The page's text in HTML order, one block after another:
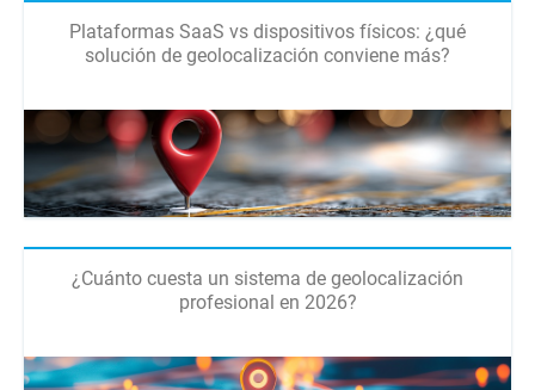
Plataformas SaaS vs dispositivos físicos: ¿qué
solución de geolocalización conviene más?
¿Cuánto cuesta un sistema de geolocalización
profesional en 2026?